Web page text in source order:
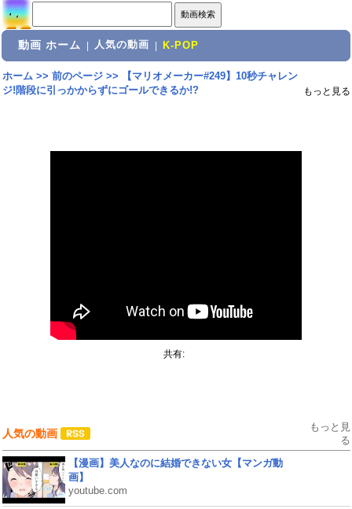
動画 ホーム 人気の動画 K-POP
ホーム>> 前のページ>>
【マリオメーカー#249】10秒チャレン
ジ!階段に引っかからずにゴールできるか!?
もっと見る
共有:
人気の動画
もっと見
る
【漫画】美人なのに結婚できない女【マンガ動
画】
youtube.com